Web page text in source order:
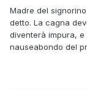
Madre del
detto. La cagna
diventerà impura,
nauseabondo del